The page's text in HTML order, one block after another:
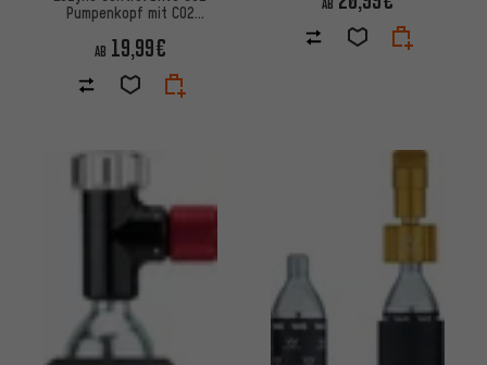
Pumpenkopf mit CO2
AB 19,99€
AB